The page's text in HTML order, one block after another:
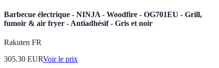
Barbecue électrique - NINJA - Woodfire - OG701EU - Grill,
fumoir & air fryer - Antiadhésif - Gris et noir
Rakuten FR
305.30 EURVoir le prix